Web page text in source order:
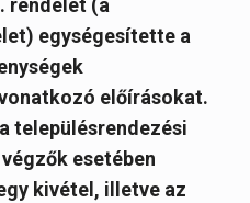
egységesítette a
előírásokat.
településrendezési
esetében
kivétel, illetve az